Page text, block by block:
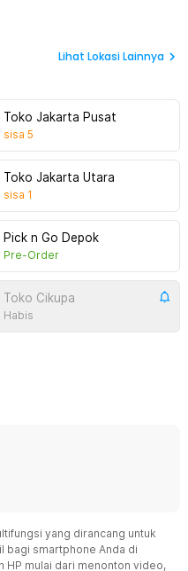
Lihat Lokasi Lainnya
Toko Jakarta Pusat
sisa 5
Toko Jakarta Utara
sisa 1
Pick n Go Depok
Pre-Order
Toko Cikupa
Habis
yang dirancang untuk
bagi smartphone Anda di
HP mulai dari menonton video,